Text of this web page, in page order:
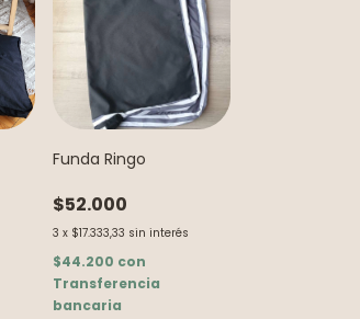
Funda Ringo
$52.000
3 x $17.333,33 sin interés
$44.200 con
Transferencia
bancaria